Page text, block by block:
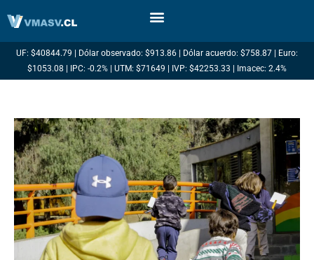
UF: $40844.79 | Dólar observado: $913.86 | Dólar acuerdo: $758.87 | Euro:
$1053.08 | IPC: -0.2% | UTM: $71649 | IVP: $42253.33 | Imacec: 2.4%